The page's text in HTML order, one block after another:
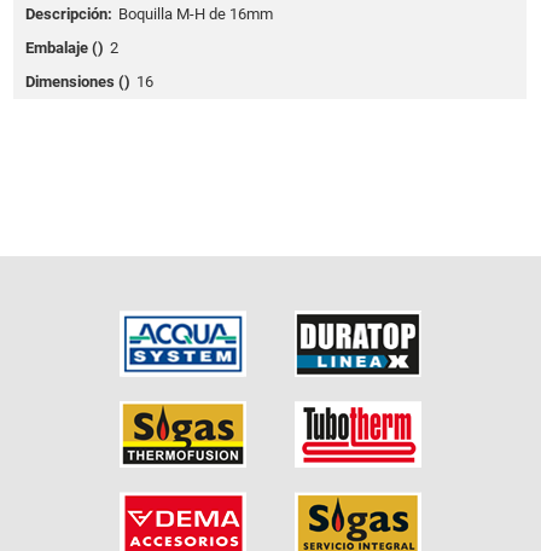
Descripción: Boquilla M-H de 16mm
Embalaje () 2
Dimensiones () 16